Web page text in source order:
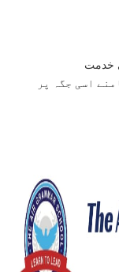
خدمت
اسی جگہ پر